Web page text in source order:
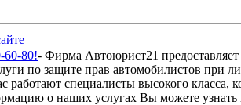
60-80!- Фирма Автоюрист21
по защите прав автомобилистов при
специалисты высокого класса,
о наших услугах Вы можете узнать